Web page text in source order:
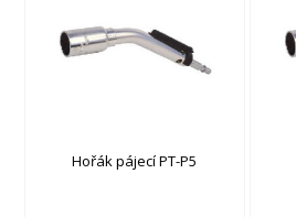
Hořák pájecí PT-P5